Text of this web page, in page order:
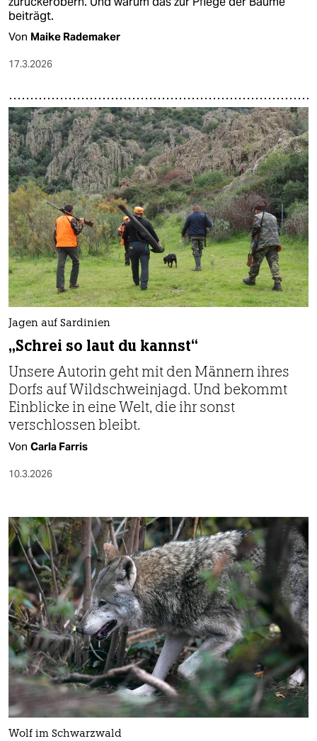
beiträgt.
Von Maike Rademaker
17.3.2026
Jagen auf Sardinien
„Schrei so laut du kannst“
Unsere Autorin geht mit den Männern ihres
Dorfs auf Wildschweinjagd. Und bekommt
Einblicke in eine Welt, die ihr sonst
verschlossen bleibt.
Von Carla Farris
10.3.2026
Wolf im Schwarzwald